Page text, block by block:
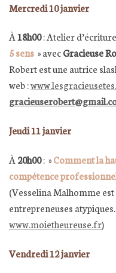
Mercredi 10 janvier
À18h00: Atelier
5 sens » avecGracieuse
Robert est une autrice
web :
Jeudi 11 janvier
À 20h00: »Comment la
compétence
(Vesselina Malhomme est
entrepreneuses
www.moietheureuse.fr)
Vendredi 12 janvier